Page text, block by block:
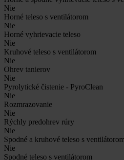
Nie
Horné teleso s ventilátorom
Nie
Horné vyhrievacie teleso
Nie
Kruhové teleso s ventilátorom
Nie
Ohrev tanierov
Nie
Pyrolytické čistenie - PyroClean
Nie
Rozmrazovanie
Nie
Rýchly predohrev rúry
Nie
Spodné a kruhové teleso s ventilátorom
Nie
Spodné teleso s ventilátorom